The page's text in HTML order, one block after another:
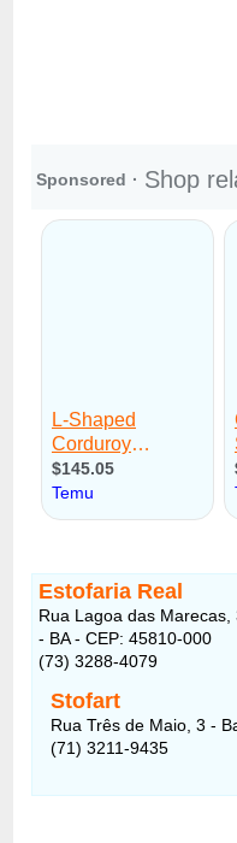
Estofaria Real
Rua Lagoa das
- BA - CEP: 45810-000
(73) 3288-4079
Stofart
Rua Três de Maio, 3 -
(71) 3211-9435